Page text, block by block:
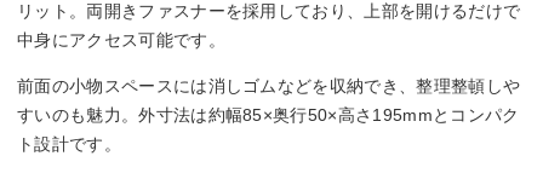
リット。両開きファスナーを採用しており、上部を開けるだけで
中身にアクセス可能です。
前面の小物スペースには消しゴムなどを収納でき、整理整頓しや
すいのも魅力。外寸法は約幅85×奥行50×高さ195mmとコンパク
ト設計です。